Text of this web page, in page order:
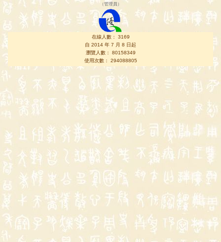
（管理員 ）
在線人數： 3169
自 2014 年 7 月 8 日起
瀏覽人數： 80158349
使用次數： 294088805